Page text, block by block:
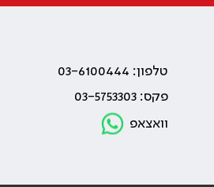
טלפון: 03-6100444
פקס: 03-5753303
וואצאפ